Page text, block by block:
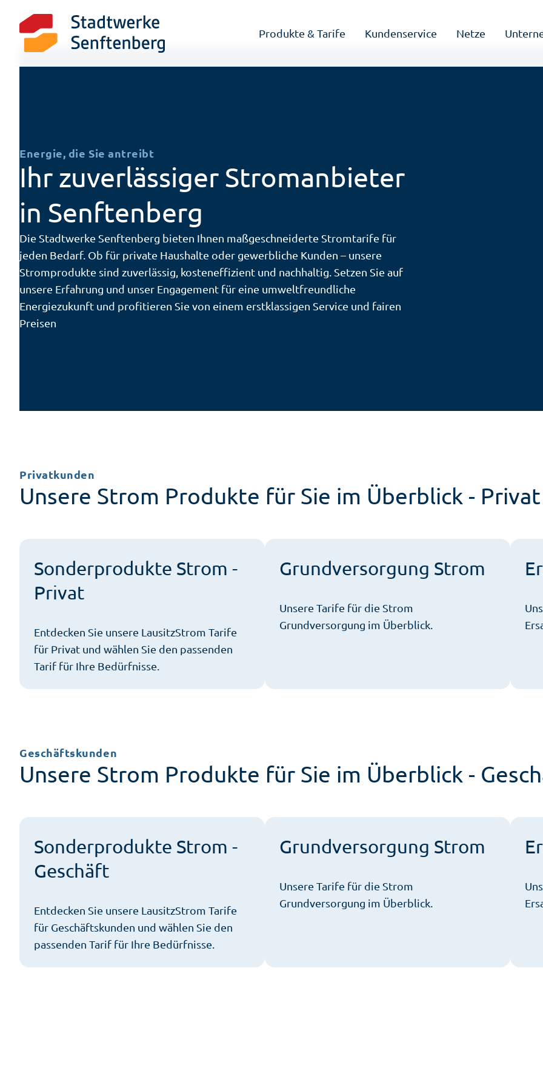
Produkte & Tarife Kundenservice Netze
Ihr zuverlässiger Stromanbieter
in Senftenberg
Energie, die Sie antreibt
Die Stadtwerke Senftenberg bieten Ihnen maßgeschneiderte Stromtarife für
jeden Bedarf. Ob für private Haushalte oder gewerbliche Kunden – unsere
Stromprodukte sind zuverlässig, kosteneffizient und nachhaltig. Setzen Sie auf
unsere Erfahrung und unser Engagement für eine umweltfreundliche
Energiezukunft und profitieren Sie von einem erstklassigen Service und fairen
Preisen
Unsere Strom Produkte für Sie im Überblick - Privat
Privatkunden
Sonderprodukte Strom -
Privat
Entdecken Sie unsere LausitzStrom Tarife
für Privat und wählen Sie den passenden
Tarif für Ihre Bedürfnisse.
Grundversorgung Strom
Unsere Tarife für die Strom
Grundversorgung im Überblick.
Unsere Strom Produkte für Sie im Überblick -
Geschäftskunden
Sonderprodukte Strom -
Geschäft
Entdecken Sie unsere LausitzStrom Tarife
für Geschäftskunden und wählen Sie den
passenden Tarif für Ihre Bedürfnisse.
Grundversorgung Strom
Unsere Tarife für die Strom
Grundversorgung im Überblick.